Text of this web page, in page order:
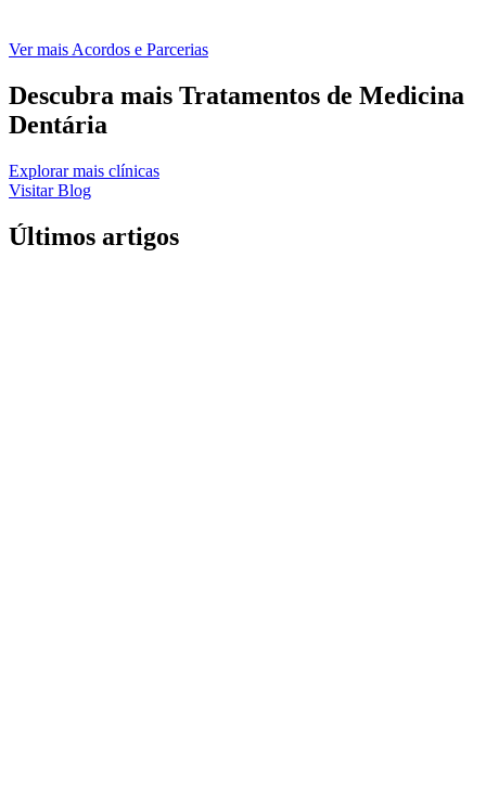
Ver mais Acordos e Parcerias
Descubra mais Tratamentos de Medicina
Dentária
Explorar mais clínicas
Visitar Blog
Últimos artigos